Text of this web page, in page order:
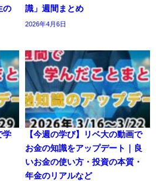
の
識」週間まとめ
2026年4月6日
学
【今週の学び】リベ大の動画で
お金の知識をアップデート｜良
いお金の使い方・投資の本質・
年金のリアルなど